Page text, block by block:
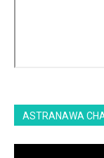
ASTRANAWA